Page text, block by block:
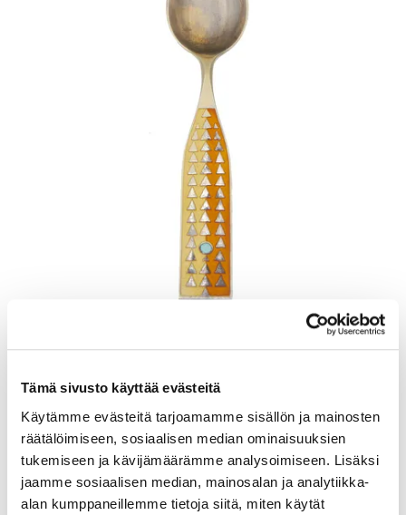
Tämä sivusto käyttää evästeitä
Käytämme evästeitä tarjoamamme sisällön ja mainosten
räätälöimiseen, sosiaalisen median ominaisuuksien
tukemiseen ja kävijämäärämme analysoimiseen. Lisäksi
jaamme sosiaalisen median, mainosalan ja analytiikka-
alan kumppaneillemme tietoja siitä, miten käytät
Lusikka, emaloitu, pituus 165mm, A. Michelsen, Tanska, Julen 1960,
925br, Paino: 48,5 g
Lähtöhinta
70 €
Kaivopihan Pantti
11.8.2026 19:22:00